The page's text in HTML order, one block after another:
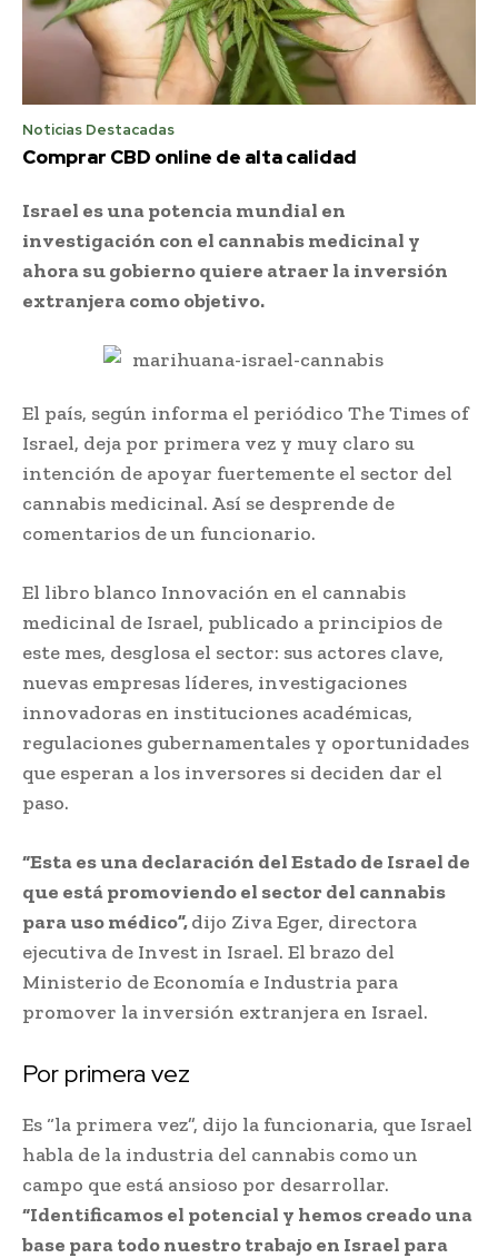
Noticias Destacadas
Comprar CBD online de alta calidad
Israel es una potencia mundial en
investigación con el cannabis medicinal y
ahora su gobierno quiere atraer la inversión
extranjera como objetivo.
El país, según informa el periódico The Times of
Israel, deja por primera vez y muy claro su
intención de apoyar fuertemente el sector del
cannabis medicinal. Así se desprende de
comentarios de un funcionario.
El libro blanco Innovación en el cannabis
medicinal de Israel, publicado a principios de
este mes, desglosa el sector: sus actores clave,
nuevas empresas líderes, investigaciones
innovadoras en instituciones académicas,
regulaciones gubernamentales y oportunidades
que esperan a los inversores si deciden dar el
paso.
“Esta es una declaración del Estado de Israel de
que está promoviendo el sector del cannabis
para uso médico”,dijo Ziva Eger, directora
ejecutiva de Invest in Israel. El brazo del
Ministerio de Economía e Industria para
promover la inversión extranjera en Israel.
Por primera vez
Es “la primera vez”, dijo la funcionaria, que Israel
habla de la industria del cannabis como un
campo que está ansioso por desarrollar.
“Identificamos el potencial y hemos creado una
base para todo nuestro trabajo en Israel para